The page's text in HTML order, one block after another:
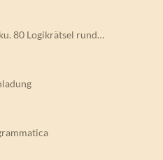
80 Logikrätsel rund…